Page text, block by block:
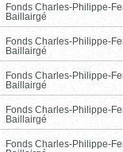
Fonds Charles-Philippe-
Baillairgé
Fonds Charles-Philippe-
Baillairgé
Fonds Charles-Philippe-
Baillairgé
Fonds Charles-Philippe-
Baillairgé
Fonds Charles-Philippe-